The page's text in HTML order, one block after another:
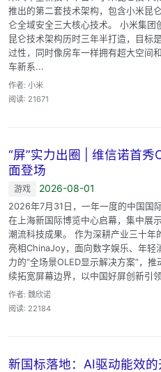
推出的第二套技术架构，包含小米昆
仑全域安全三大核心技术。 小米集团
昆仑技术架构历时三年半打造，目标
过性，同时像房车一样拥有超大空间
车新系...
作者: 小米
阅读: 21671
“屏”实力出圈 | 维信诺首
面登场
游戏 2026-08-01
2026年7月31日，一年一度的中国国
在上海新国际博览中心启幕，集中展
潮流科技成果。 作为深耕产业三十年
亮相ChinaJoy，面向数字娱乐、年轻
力的“全场景OLED显示解决方案”，
续拓宽屏幕边界，以中国好屏创新引
作者: 魏欣诺
阅读: 22184
新国标落地：AI驱动能效的